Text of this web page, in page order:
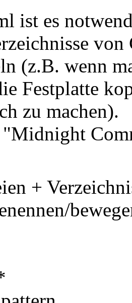
ist es
(z.B. wenn
Festplatte
zu machen).
+